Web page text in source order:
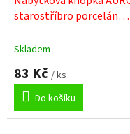
starostříbro porcelán
Skladem
83 Kč / ks
Do košíku